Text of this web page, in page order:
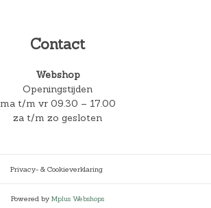
Contact
Webshop
Openingstijden
ma t/m vr 09.30 – 17.00
za t/m zo gesloten
Privacy- & Cookieverklaring
Powered by Mplus Webshops